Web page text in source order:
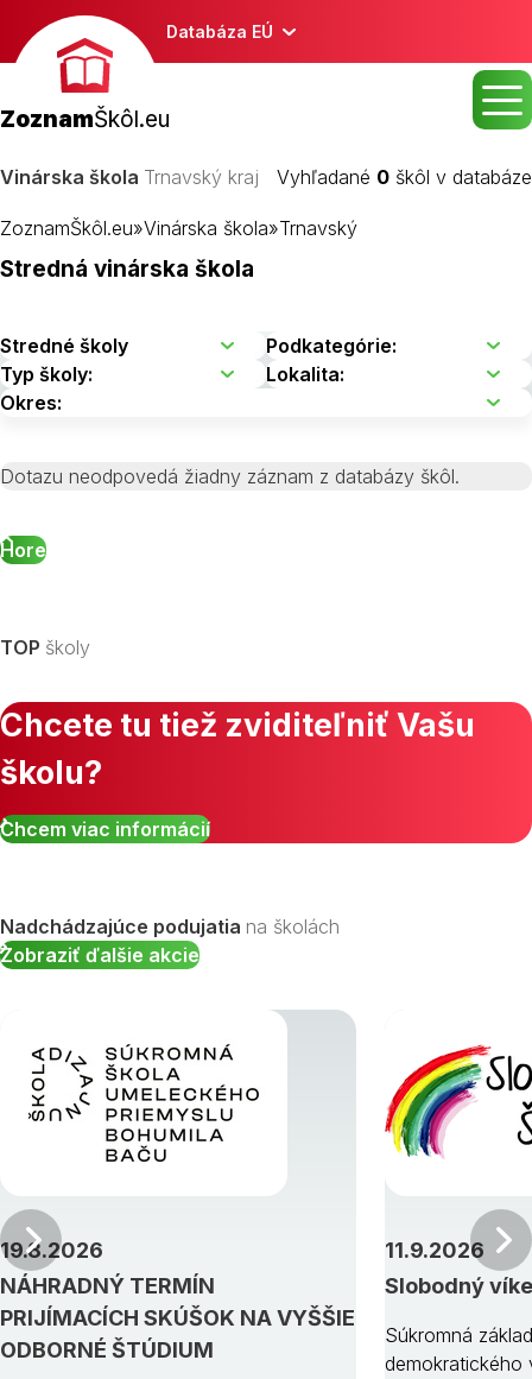
Databáza EÚ
ZoznamŠkôl.eu
Vinárska škola Trnavský kraj Vyhľadané 0 škôl v databáze
ZoznamŠkôl.eu»Vinárska škola»Trnavský
Stredná vinárska škola
Dotazu neodpovedá žiadny záznam z databázy škôl.
Hore
TOP školy
Chcete tu tiež zviditeľniť Vašu
školu?
Chcem viac informácií
Nadchádzajúce podujatia na školách
Zobraziť ďalšie akcie
NÁHRADNÝ TERMÍN
PRIJÍMACÍCH SKÚŠOK NA VYŠŠIE
ODBORNÉ ŠTÚDIUM
19.8.2026
Slobodný
11.9.2026
Súkromná
demokratického
Predchádzajúci